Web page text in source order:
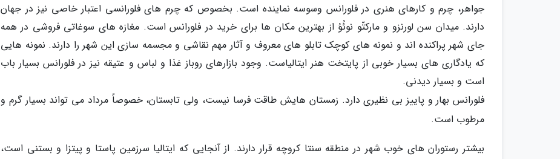
جواهر، چرم و کارهای هنری در فلورانس وسوسه نماینده است. بخصوص که چرم های فلورانسی اعتبار خاصی نیز در جهان
دارند. میدان سن لورنزو و مارکتّو نوئُوُ از بهترین مکان ها برای خرید در فلورانس است. مغازه های سوغاتی فروشی در همه
جای شهر پراکنده اند و نمونه های کوچک تابلو های معروف و آثار مهم نقاشی و مجسمه سازی این شهر را دارند. نمونه هایی
که یادگاری های بسیار خوبی از پایتخت هنر ایتالیاست. وجود بازارهای روباز غذا و لباس و عتیقه نیز در فلورانس بسیار باب
است و بسیار دیدنی.
فلورانس بهار و پاییز بی نظیری دارد. زمستان هایش طاقت فرسا نیست، ولی تابستان، خصوصاً مرداد می تواند بسیار گرم و
مرطوب است.
بیشتر رستوران های خوب شهر در منطقه سنتا کروچه قرار دارند. از آنجایی که ایتالیا سرزمین پاستا و پیتزا و بستنی است،